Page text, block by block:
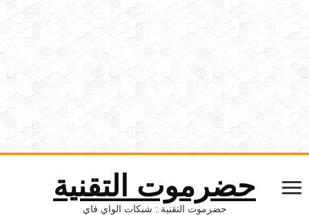
حضرموت التقنية
حضرموت التقنية : شبكات الواي فاي